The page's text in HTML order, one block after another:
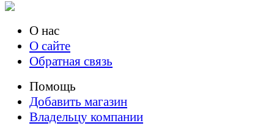
О нас
О сайте
Обратная связь
Помощь
Добавить магазин
Владельцу компании